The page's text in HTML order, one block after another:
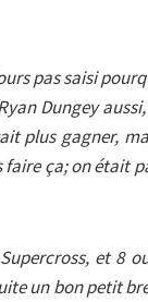
pas saisi
Dungey
plus gagner,
ça; on était
et 8
un bon petit